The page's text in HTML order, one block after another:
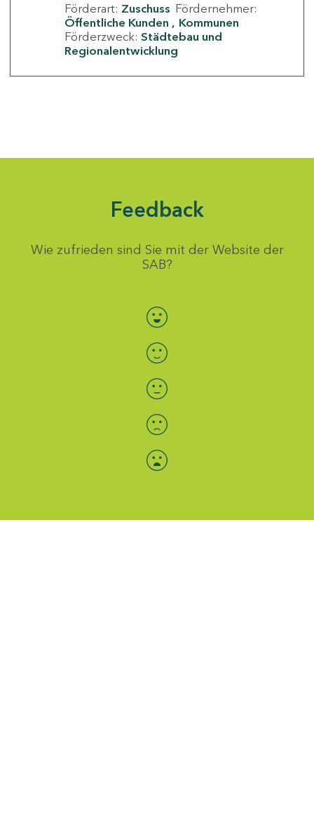
Förderart: Zuschuss Fördernehmer:
Öffentliche Kunden
Kommunen
Förderzweck: Städtebau und
Regionalentwicklung
Feedback
Wie zufrieden sind Sie mit der Website der
SAB?
Bewertung auswählen